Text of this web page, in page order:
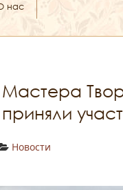
нас
Мастера
приняли
Новости